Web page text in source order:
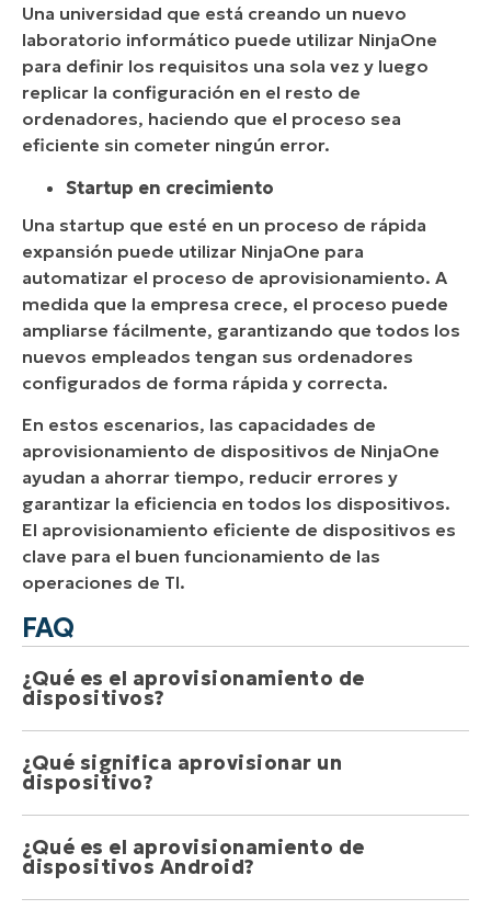
Una universidad que está creando un nuevo
laboratorio informático puede utilizar NinjaOne
para definir los requisitos una sola vez y luego
replicar la configuración en el resto de
ordenadores, haciendo que el proceso sea
eficiente sin cometer ningún error.
Startup en crecimiento
Una startup que esté en un proceso de rápida
expansión puede utilizar NinjaOne para
automatizar el proceso de aprovisionamiento. A
medida que la empresa crece, el proceso puede
ampliarse fácilmente, garantizando que todos los
nuevos empleados tengan sus ordenadores
configurados de forma rápida y correcta.
En estos escenarios, las capacidades de
aprovisionamiento de dispositivos de NinjaOne
ayudan a ahorrar tiempo, reducir errores y
garantizar la eficiencia en todos los dispositivos.
El aprovisionamiento eficiente de dispositivos es
clave para el buen funcionamiento de las
operaciones de TI.
FAQ
¿Qué es el aprovisionamiento de
dispositivos?
El aprovisionamiento de dispositivos es el proceso
específica. Esto podría implicar la instalación de
software específico, la desactivación o activación de
determinadas funciones, o incluso la sustitución de
¿Qué significa aprovisionar un
dispositivo?
Aprovisionar un dispositivo significa instalarle el
¿Qué es el aprovisionamiento de
dispositivos Android?